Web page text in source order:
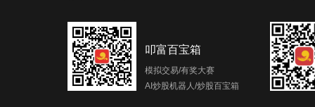
叩富百宝箱
模拟交易/有奖大赛
AI炒股机器人/炒股百宝箱